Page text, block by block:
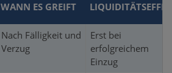
WANN ES GREIFT
Nach Fälligkeit und
Verzug
Erst bei
erfolgreichem
Einzug